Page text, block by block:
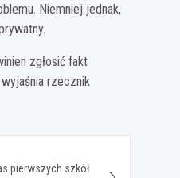
Niemniej jednak,
zgłosić fakt
rzecznik
pierwszych szkół